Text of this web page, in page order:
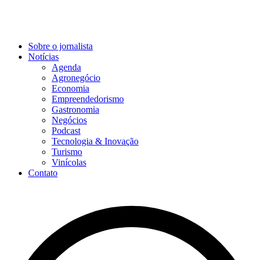
Sobre o jornalista
Notícias
Agenda
Agronegócio
Economia
Empreendedorismo
Gastronomia
Negócios
Podcast
Tecnologia & Inovação
Turismo
Vinícolas
Contato